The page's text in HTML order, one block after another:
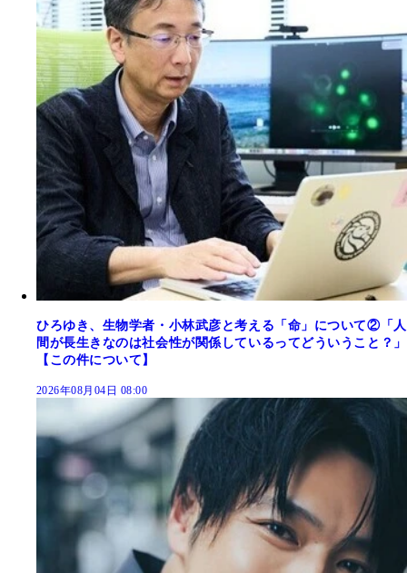
ひろゆき、生物学者・小林武彦と考える「命」について②「人
間が長生きなのは社会性が関係しているってどういうこと？」
【この件について】
2026年08月04日 08:00